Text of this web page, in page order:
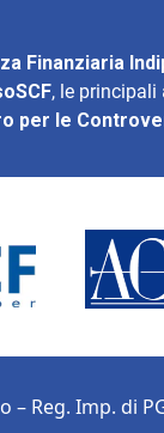
Finanziaria
, le principali
per le
– Reg. Imp. di